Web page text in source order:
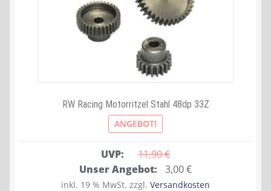
RW Racing Motorritzel Stahl 48dp 33Z
ANGEBOT!
UVP: 11,90 €
Ursprünglicher
Preis
Unser Angebot: 3,00€Aktueller
Preis
inkl. 19 % MwSt. zzgl. Versandkosten